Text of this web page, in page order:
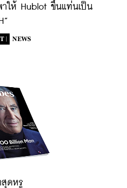
าให้ Hublot ขึ้นแท่นเป็น
|
NEWS
ดหรู